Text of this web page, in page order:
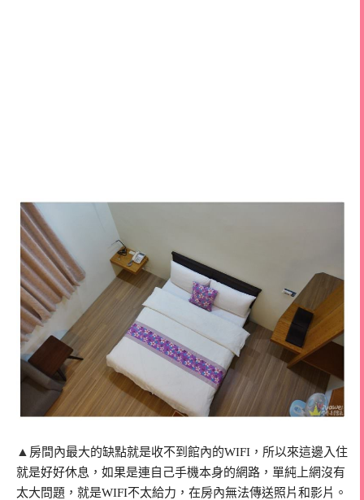
▲ 房間內最大的缺點就是收不到館內的WIFI，所以來這邊入住
就是好好休息，如果是連自己手機本身的網路，單純上網沒有
太大問題，就是WIFI不太給力，在房內無法傳送照片和影片。